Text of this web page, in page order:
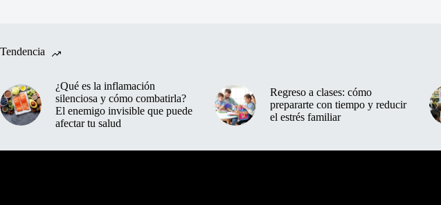
Tendencia
¿Qué es la inflamación
silenciosa y cómo combatirla?
El enemigo invisible que puede
afectar tu salud
Regreso a clases: cómo
prepararte con tiempo y reducir
el estrés familiar